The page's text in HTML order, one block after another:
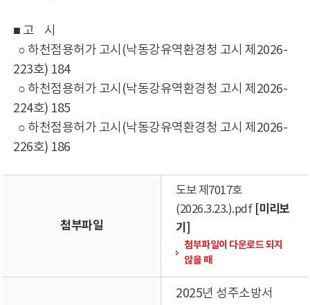
■ 고 시
○ 하천점용허가 고시(낙동강유역환경청 고시 제2026-
223호) 184
○ 하천점용허가 고시(낙동강유역환경청 고시 제2026-
224호) 185
○ 하천점용허가 고시(낙동강유역환경청 고시 제2026-
226호) 186
첨부파일
도보 제7017호
(2026.3.23.).pdf [미리보
기]
첨부파일이 다운로드 되지
않을 때
2025년 성주소방서